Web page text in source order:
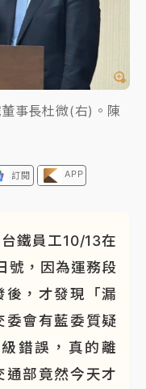
若改由政府委
戰桃園 公開上任首
事長杜微(右)。陳
訂閱 APP
鐵員工10/13在
號，因為運務段
後，才發現「漏
委會有藍委質疑
錯誤，真的離
通部竟然今天才